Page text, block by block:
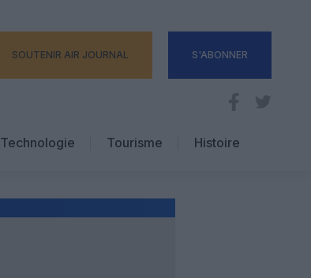
SOUTENIR AIR JOURNAL S'ABONNER
Technologie
Tourisme
Hôtellerie
Histoire